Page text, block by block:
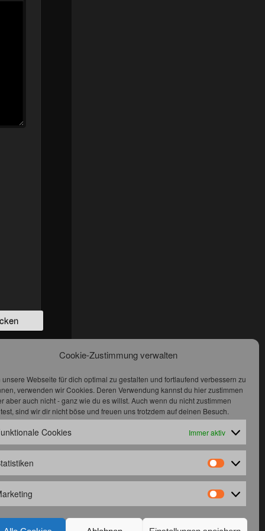
Cookie-Zustimmung verwalten
unsere Webseite für dich optimal zu gestalten und fortlaufend verbessern zu
verwenden wir Cookies. Deren Verwendung kannst du hier zustimmen
aber auch nicht - ganz wie du es willst. Auch wenn du nicht zustimmen
sind wir dir nicht böse und freuen uns trotzdem auf deinen Besuch.
Cookies Immer aktiv
Statistiken
Marketing